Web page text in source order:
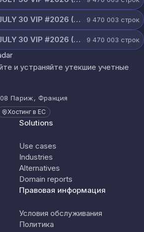
@KURTXTCLOUD - JULY 30 VIP #2026 (111).txt 9 470 003 строк
@KURTXTCLOUD - JULY 30 VIP #2026 (110).txt 9 470 003 строк
и устраняйте утекшие учетные
Париж, Франция
Хостинг в ЕС
Solutions
Use cases
Industries
Alternatives
Domain reports
Правовая информация
Условия обслуживания
Политика